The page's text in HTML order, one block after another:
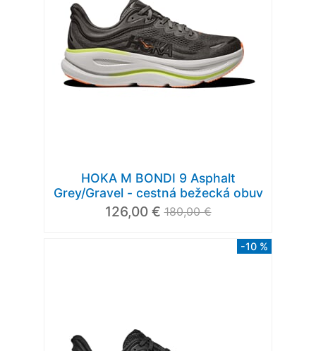
HOKA M BONDI 9 Asphalt
Grey/Gravel - cestná bežecká obuv
126,00 € 180,00 €
-10 %